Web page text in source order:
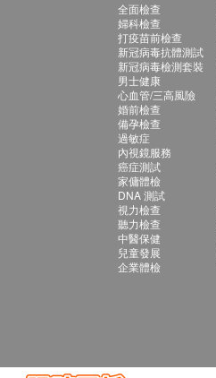
全面檢查
婦科檢查
打疫苗前檢查
新冠病毒抗體測試
新冠病毒檢測套裝
男士健康
心血管/三高風險
婚前檢查
備孕檢查
過敏症
內視鏡服務
癌症測試
家傭體檢
DNA 測試
視力檢查
聽力檢查
中醫保健
兒童發展
企業體檢